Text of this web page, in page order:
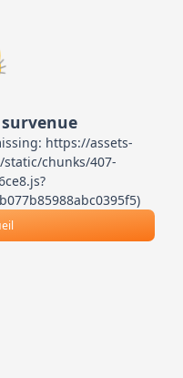
https://assets-
chunks/407-